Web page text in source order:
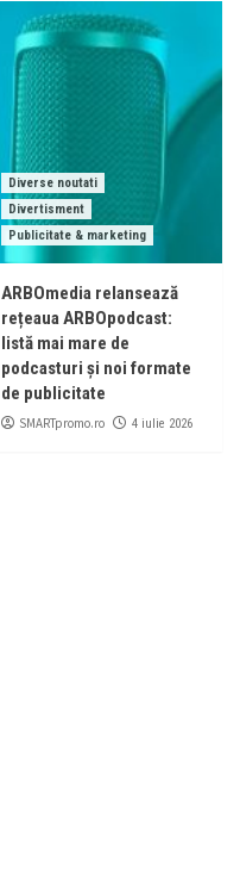
Diverse noutati
Divertisment
Publicitate & marketing
ARBOmedia relansează
rețeaua ARBOpodcast:
listă mai mare de
podcasturi și noi formate
de publicitate
SMARTpromo.ro 4 iulie 2026